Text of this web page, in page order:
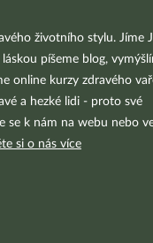
životního stylu. Jíme
píšeme blog,
online kurzy zdravého
a hezké lidi - proto své
se k nám na webu nebo
si o nás více